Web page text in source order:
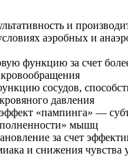
и
аэробных и
функцию за счет
сосудов,
давления
«пампинга» —
мышц
за счет
и снижения чувства